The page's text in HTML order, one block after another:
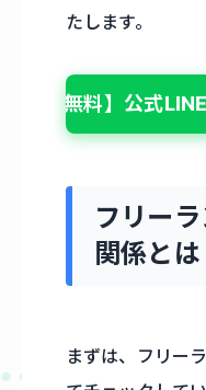
たします。
【無料】公式
フリー
関係とは
まずは、フリー